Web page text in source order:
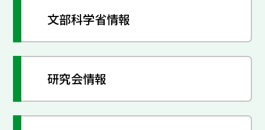
文部科学省情報
研究会情報